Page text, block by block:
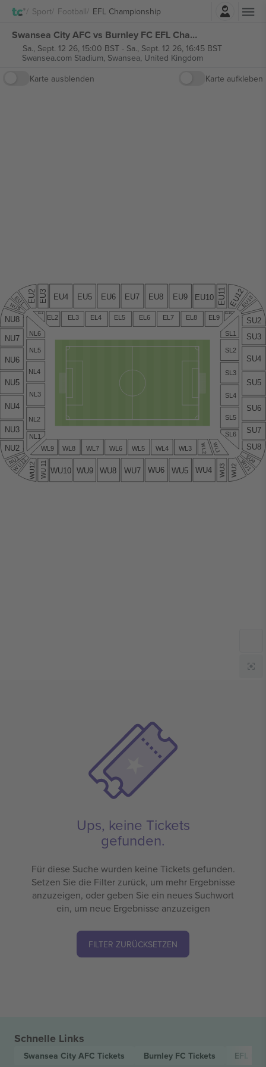
Sport Football EFL ChampionshipEinloggen
Swansea City AFC vs Burnley FC EFL Championship tickets
Sa., Sept. 12 26, 15:00 BST- Sa., Sept. 12 26, 16:45 BST
Swansea.com Stadium, Swansea, United Kingdom
Karte ausblenden
Karte aufkleben
EL2 EL3 EL4 EL5 EL6 EL7 EL8 EL9
EL10
EL1
WL1
WL2
WL3
WL4
WL5
WL6
WL7
WL8
WL9
EU4
EU2 EU3 EU5 EU6 EU7 EU8 EU9 EU10 EU
1
1 EU12EU13
EU1
WU1
WU13 WU2
WU3
WU
1
1
WU12 WU4
WU5
WU6
WU7
WU8
WU9
WU10
SL1
SL2
SL3
SL4
SL5
SL6
NL1
NL2
NL3
NL4
NL5
NL6
SU2
SU3
SU4
SU5
SU6
SU7
SU8
SU9
NU1
NU9
NU2
NU3
NU4
NU5
NU6
NU7
NU8
Ups, keine Tickets
gefunden.
Für diese Suche wurden keine Tickets gefunden.
Setzen Sie die Filter zurück, um mehr Ergebnisse
anzuzeigen, oder geben Sie ein neues Suchwort
ein, um neue Ergebnisse anzuzeigen
FILTER ZURÜCKSETZEN
Schnelle Links
Swansea City AFC Tickets Burnley FC Tickets EFL